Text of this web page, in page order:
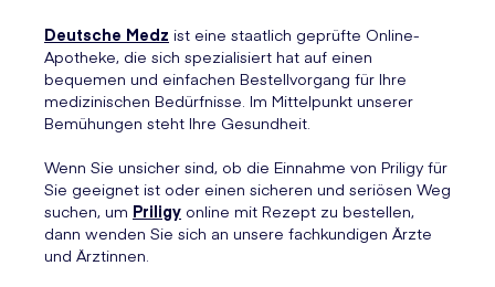
Deutsche Medz ist eine staatlich geprüfte Online-
Apotheke, die sich spezialisiert hat auf einen
bequemen und einfachen Bestellvorgang für Ihre
medizinischen Bedürfnisse. Im Mittelpunkt unserer
Bemühungen steht Ihre Gesundheit.
Wenn Sie unsicher sind, ob die Einnahme von Priligy für
Sie geeignet ist oder einen sicheren und seriösen Weg
suchen, um Priligy online mit Rezept zu bestellen,
dann wenden Sie sich an unsere fachkundigen Ärzte
und Ärztinnen.